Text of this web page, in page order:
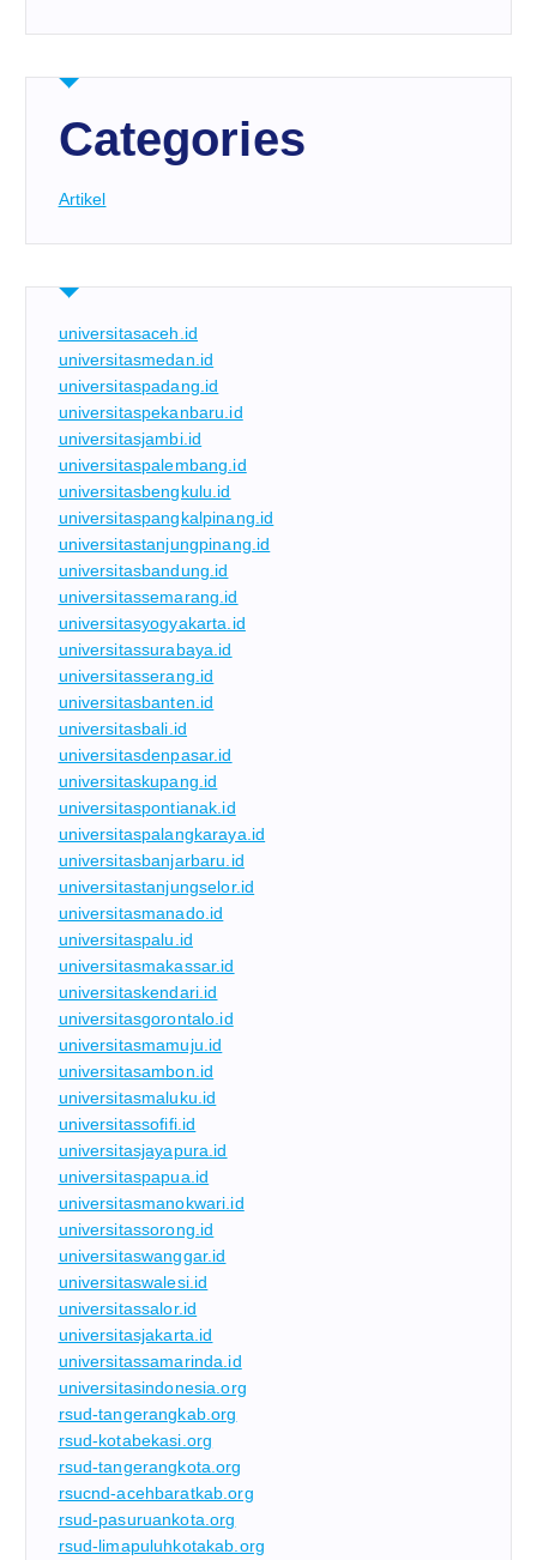
Categories
Artikel
universitasaceh.id
universitasmedan.id
universitaspadang.id
universitaspekanbaru.id
universitasjambi.id
universitaspalembang.id
universitasbengkulu.id
universitaspangkalpinang.id
universitastanjungpinang.id
universitasbandung.id
universitassemarang.id
universitasyogyakarta.id
universitassurabaya.id
universitasserang.id
universitasbanten.id
universitasbali.id
universitasdenpasar.id
universitaskupang.id
universitaspontianak.id
universitaspalangkaraya.id
universitasbanjarbaru.id
universitastanjungselor.id
universitasmanado.id
universitaspalu.id
universitasmakassar.id
universitaskendari.id
universitasgorontalo.id
universitasmamuju.id
universitasambon.id
universitasmaluku.id
universitassofifi.id
universitasjayapura.id
universitaspapua.id
universitasmanokwari.id
universitassorong.id
universitaswanggar.id
universitaswalesi.id
universitassalor.id
universitasjakarta.id
universitassamarinda.id
universitasindonesia.org
rsud-tangerangkab.org
rsud-kotabekasi.org
rsud-tangerangkota.org
rsucnd-acehbaratkab.org
rsud-pasuruankota.org
rsud-limapuluhkotakab.org